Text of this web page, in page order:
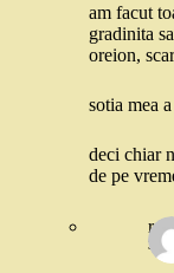
am facut
gradinita
oreion,
sotia mea
deci chiar
de pe
3